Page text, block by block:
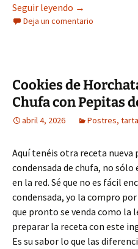
Seguir leyendo Bizcocho con
→
Deja un comentario
Cookies de
Chufa con Pepitas
abril 4, 2026 Postres,
Aquí tenéis otra receta nueva
condensada de chufa, no
en la red. Sé que no es fácil
condensada, yo la compro
que pronto se venda como la
preparar la receta con este
Es su sabor lo que las